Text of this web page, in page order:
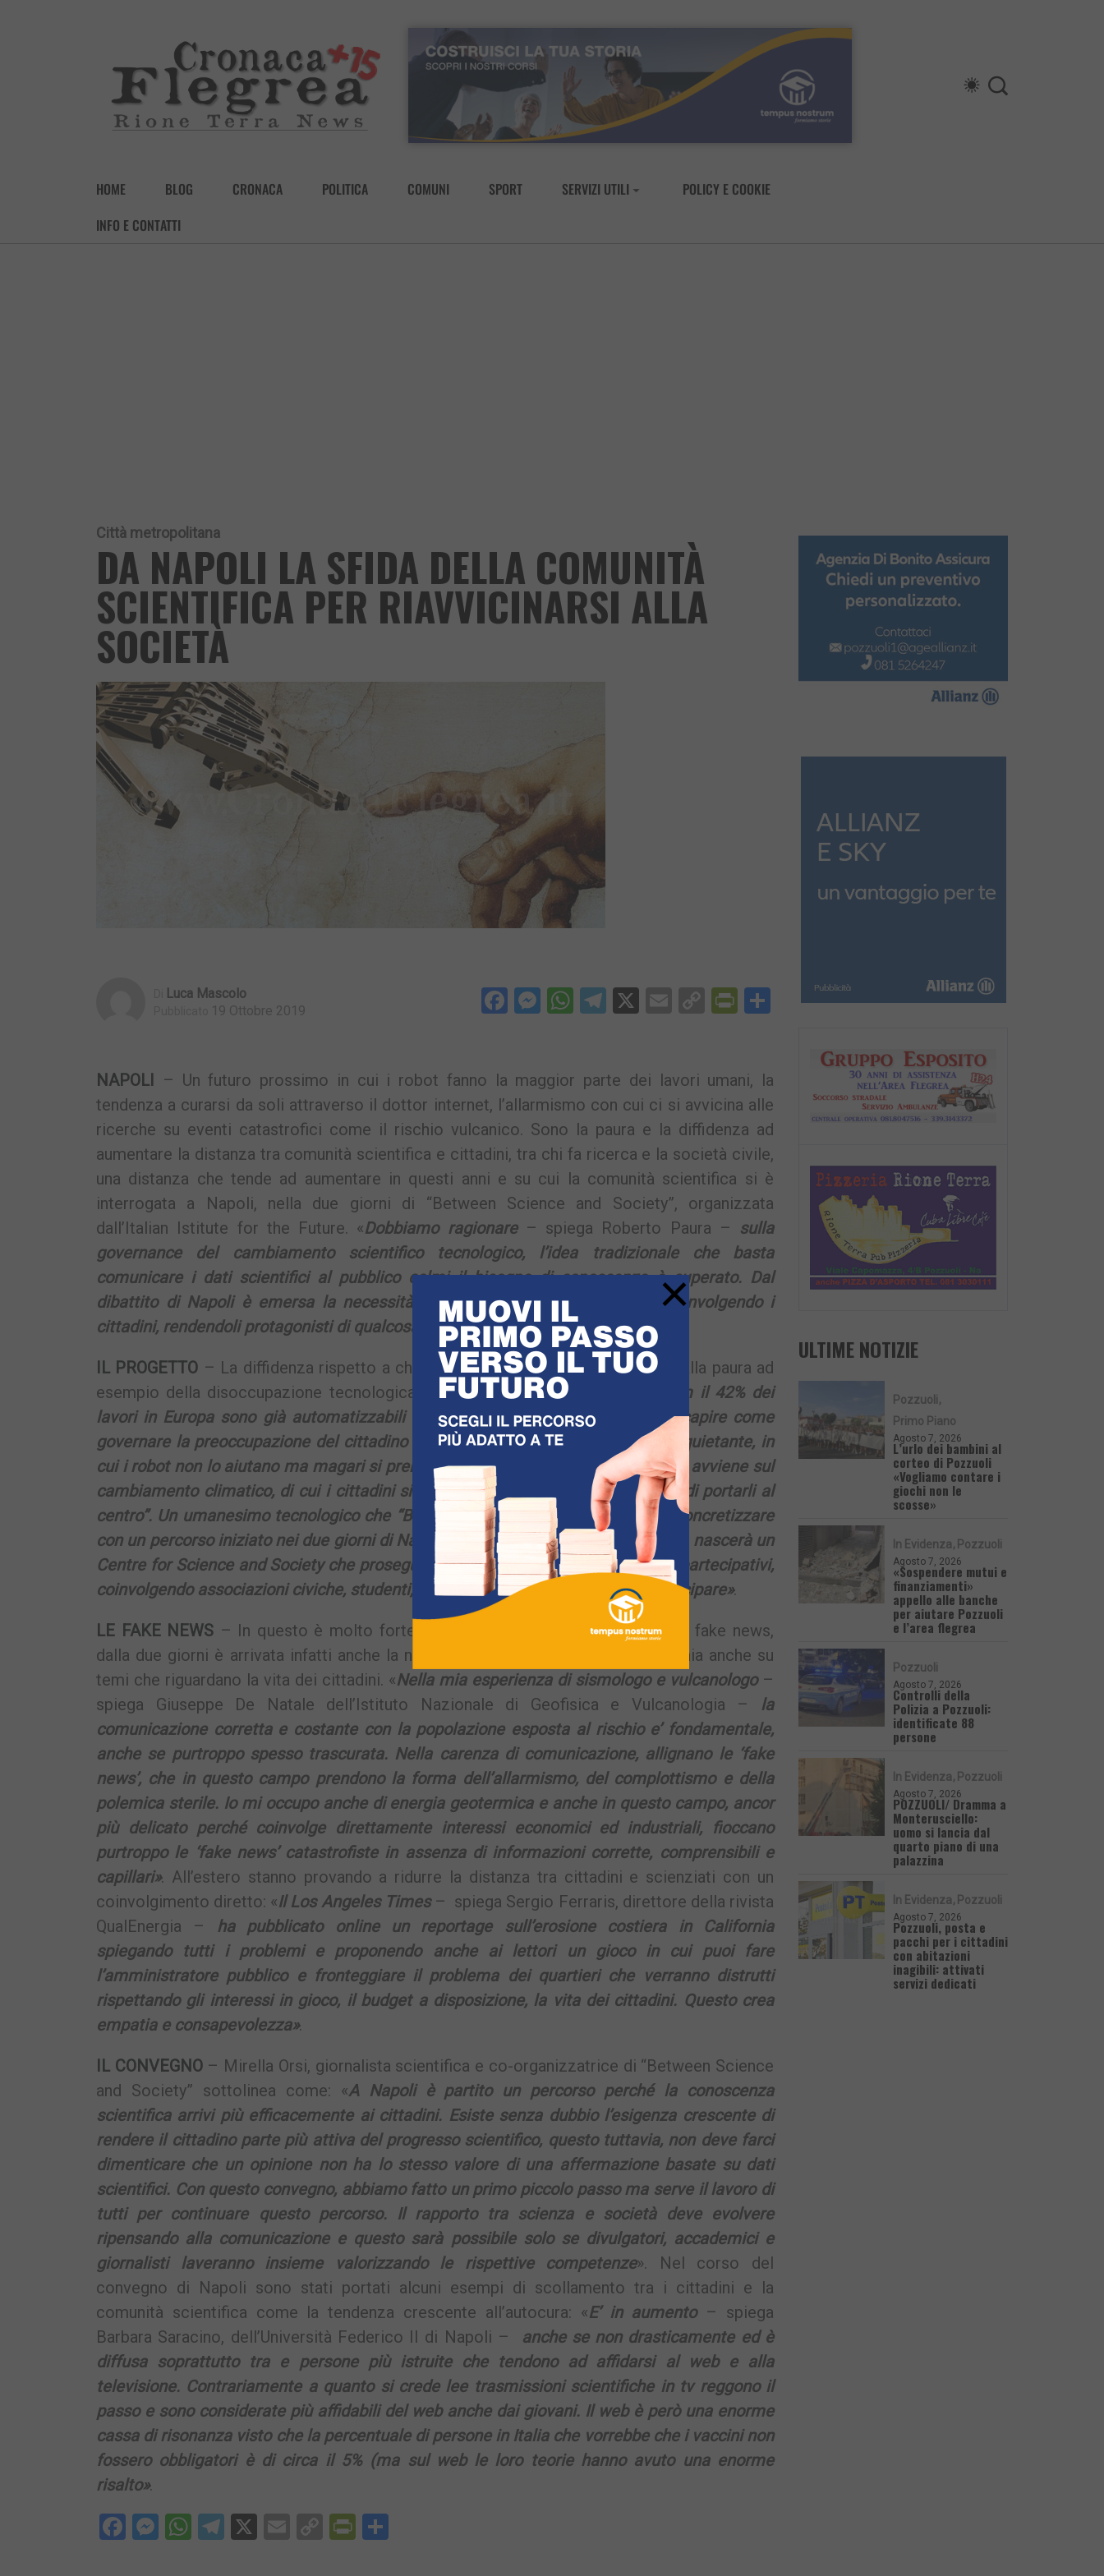
HOME BLOG CRONACA POLITICA COMUNI SPORT SERVIZI UTILI
POLICY E COOKIE
INFO E CONTATTI
Città metropolitana
DA NAPOLI LA SFIDA DELLA COMUNITÀ
SCIENTIFICA PER RIAVVICINARSI ALLA
SOCIETÀ
Luca Mascolo
19 Ottobre 2019 Facebook
Messenger
WhatsApp
Telegram
X EmailCopyPrintFriendly
Condividi
NAPOLI
– Un futuro prossimo in cui i robot fanno la maggior parte dei lavori umani, la
tendenza a curarsi da soli attraverso il dottor internet, l’allarmismo con cui ci si avvicina alle
ricerche su eventi catastrofici come il rischio vulcanico. Sono la paura e la diffidenza ad
aumentare la distanza tra comunità scientifica e cittadini, tra chi fa ricerca e la società civile,
una distanza che tende ad aumentare in questi anni e su cui la comunità scientifica si è
interrogata a Napoli, nella due giorni di “Between Science and Society”, organizzata
dall’Italian Istitute for the Future. «Dobbiamo ragionare– spiega Roberto Paura – sulla
governance del cambiamento scientifico tecnologico, l’idea tradizionale che basta
comunicare i dati scientifici al pubblico colmi il bisogno di conoscenza è superato. Dal
dibattito di Napoli è emersa la necessità di democratizzare il progresso, coinvolgendo i
cittadini, rendendoli protagonisti di qualcosa che cambierà il loro futuro».
IL PROGETTO – La diffidenza rispetto a chi lavora al progresso arriva spesso dalla paura ad
esempio della disoccupazione tecnologica: «
Secondo il World Economic Forum il 42% dei
lavori in Europa sono già automatizzabili– spiega Paura –dobbiamo quindi capire come
governare la preoccupazione del cittadino che pensa a un futuro distopico e inquietante, in
cui i robot non lo aiutano ma magari si prendono i, lavoro dei loro figli. Lo stesso avviene sul
cambiamento climatico, di cui i cittadini si sentono vittime. Abbiamo il dovere di portarli al
centro”. Un umanesimo tecnologico che “Between Science and Society” vuole concretizzare
con un percorso iniziato nei due giorni di Napoli: “Nell’Istituto –prosegue Paura
– nascerà un
Centre for Science and Society che proseguirà il percorso anche con workshop partecipativi,
coinvolgendo associazioni civiche, studenti, semplici cittadini che vogliano partecipare».
LE FAKE NEWS – In questo è molto forte anche la necessità di combattere le fake news,
dalla due giorni è arrivata infatti anche la notizia della nascita del Cicap Campania anche su
temi che riguardano la vita dei cittadini. «Nella mia esperienza di sismologo e vulcanologo–
spiega Giuseppe De Natale dell’Istituto Nazionale di Geofisica e Vulcanologia – la
comunicazione corretta e costante con la popolazione esposta al rischio e’ fondamentale,
anche se purtroppo spesso trascurata. Nella carenza di comunicazione, allignano le ‘fake
news’, che in questo campo prendono la forma dell’allarmismo, del complottismo e della
polemica sterile. Io mi occupo anche di energia geotermica e anche in questo campo, ancor
più delicato perché coinvolge direttamente interessi economici ed industriali, fioccano
purtroppo le ‘fake news’ catastrofiste in assenza di informazioni corrette, comprensibili e
capillari». All’estero stanno provando a ridurre la distanza tra cittadini e scienziati con un
coinvolgimento diretto: «Il Los Angeles Times– spiega Sergio Ferraris, direttore della rivista
QualEnergia – ha pubblicato online un reportage sull’erosione costiera in California
spiegando tutti i problemi e proponendo anche ai lettori un gioco in cui puoi fare
l’amministratore pubblico e fronteggiare il problema dei quartieri che verranno distrutti
rispettando gli interessi in gioco, il budget a disposizione, la vita dei cittadini. Questo crea
empatia e consapevolezza».
IL CONVEGNO– Mirella Orsi, giornalista scientifica e co-organizzatrice di “Between Science
and Society” sottolinea come: «A Napoli è partito un percorso perché la conoscenza
scientifica arrivi più efficacemente ai cittadini. Esiste senza dubbio l’esigenza crescente di
rendere il cittadino parte più attiva del progresso scientifico, questo tuttavia, non deve farci
dimenticare che un opinione non ha lo stesso valore di una affermazione basate su dati
scientifici. Con questo convegno, abbiamo fatto un primo piccolo passo ma serve il lavoro di
tutti per continuare questo percorso. Il rapporto tra scienza e società deve evolvere
ripensando alla comunicazione e questo sarà possibile solo se divulgatori, accademici e
giornalisti laveranno insieme valorizzando le rispettive competenze». Nel corso del
convegno di Napoli sono stati portati alcuni esempi di scollamento tra i cittadini e la
comunità scientifica come la tendenza crescente all’autocura: «E’ in aumento– spiega
Barbara Saracino, dell’Università Federico II di Napoli –
anche se non drasticamente ed è
diffusa soprattutto tra e persone più istruite che tendono ad affidarsi al web e alla
televisione. Contrariamente a quanto si crede lee trasmissioni scientifiche in tv reggono il
passo e sono considerate più affidabili del web anche dai giovani. Il web è però una enorme
cassa di risonanza visto che la percentuale di persone in Italia che vorrebbe che i vaccini non
fossero obbligatori è di circa il 5% (ma sul web le loro teorie hanno avuto una enorme
risalto».
Facebook
Messenger
WhatsApp
Telegram
X EmailCopyPrintFriendly
ULTIME NOTIZIE
Pozzuoli
Primo Piano
Agosto 7, 2026
L’urlo dei bambini al
corteo di Pozzuoli
«Vogliamo contare i
giochi non le
scosse»
In Evidenza Pozzuoli
Agosto 7, 2026
«Sospendere mutui e
finanziamenti»
appello alle banche
per aiutare Pozzuoli
e l’area flegrea
Pozzuoli
Agosto 7, 2026
Controlli della
Polizia a Pozzuoli:
identificate 88
persone
In Evidenza Pozzuoli
Agosto 7, 2026
POZZUOLI/ Dramma a
Monterusciello:
uomo si lancia dal
quarto piano di una
palazzina
In Evidenza Pozzuoli
Agosto 7, 2026
Pozzuoli, posta e
pacchi per i cittadini
con abitazioni
inagibili: attivati
servizi dedicati
×